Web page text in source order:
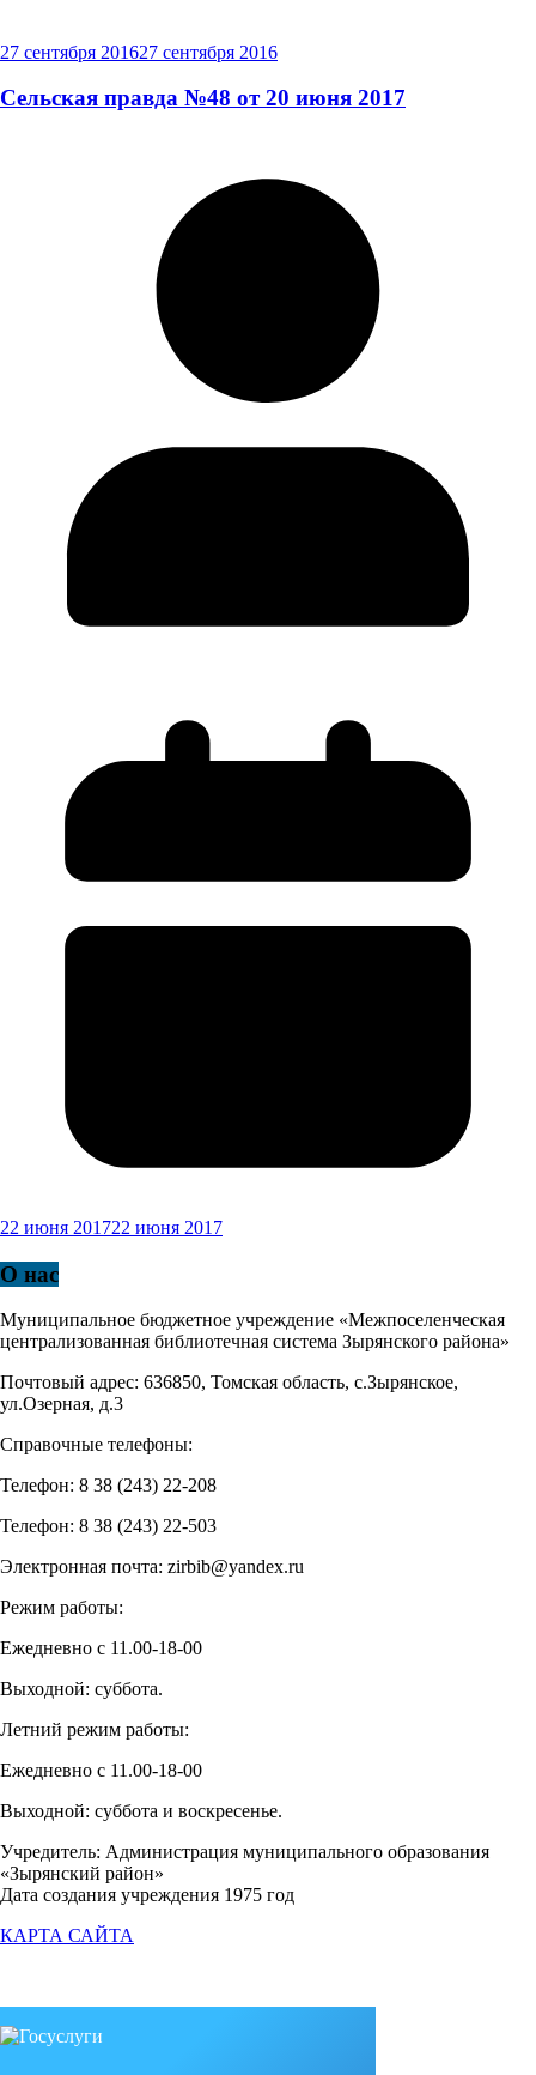
27 сентября 201627 сентября 2016
Сельская правда №48 от 20 июня 2017
22 июня 201722 июня 2017
О нас
Муниципальное бюджетное учреждение «Межпоселенческая
централизованная библиотечная система Зырянского района»
Почтовый адрес: 636850, Томская область, с.Зырянское,
ул.Озерная, д.3
Справочные телефоны:
Телефон: 8 38 (243) 22-208
Телефон: 8 38 (243) 22-503
Электронная почта: zirbib@yandex.ru
Режим работы:
Ежедневно с 11.00-18-00
Выходной: суббота.
Летний режим работы:
Ежедневно с 11.00-18-00
Выходной: суббота и воскресенье.
Учредитель: Администрация муниципального образования
«Зырянский район»
Дата создания учреждения 1975 год
КАРТА САЙТА